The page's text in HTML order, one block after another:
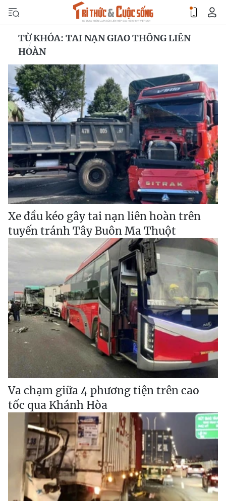
TỪ KHÓA: TAI NẠN GIAO THÔNG LIÊN
HOÀN
Xe đầu kéo gây tai nạn liên hoàn trên
tuyến tránh Tây Buôn Ma Thuột
Va chạm giữa 4 phương tiện trên cao
tốc qua Khánh Hòa